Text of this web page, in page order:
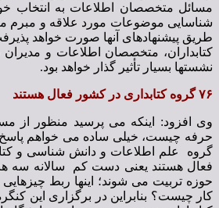
مسائل متخصصان اطلاعات به انتخاب
شناسایی موضوعات مورد علاقه و مبرم
طریق پیشنهادهای آنها صورت خواهد
کتابداران، متخصصان اطلاعات و
نشستها بسیار تأثیر گذار خواهد بود.
۷۶ گروه کتابداری در کشور فعال هستند
وی افزود: اینکه می پرسید منظور از
گروه علم اطلاعات و دانش شناسی و
فعال هستند یعنی دست کم سالانه سه
حوزه تربیت می شوند؛ اینها ربط چیزهایی
کار چیست؟ بنابراین در برگزاری این